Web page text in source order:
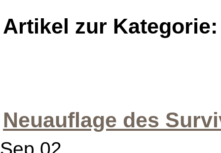
Artikel zur
Neuauflage des
Sep 02